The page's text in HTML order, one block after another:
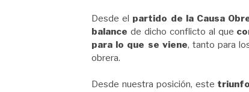
Desde el partido de la Causa
balance de dicho conflicto al que
para lo que se viene, tanto para
obrera.
Desde nuestra posición, este